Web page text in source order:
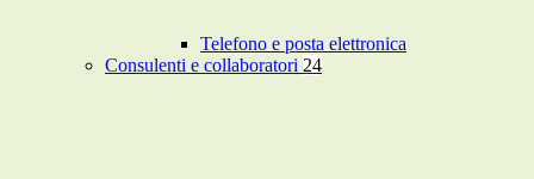
Telefono e posta elettronica
Consulenti e collaboratori 24